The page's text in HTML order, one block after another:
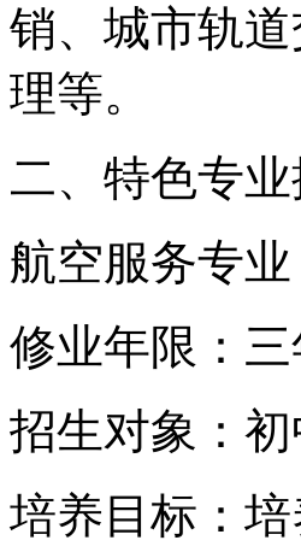
销、城市轨
理等。
二、特色专
航空服务专业
修业年限：三
招生对象：
培养目标：